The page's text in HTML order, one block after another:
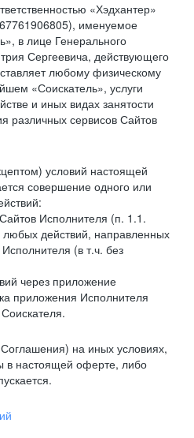
«Хэдхантер»
именуемое
в лице Генерального
Сергеевича, действующего
любому физическому
«Соискатель», услуги
и иных видах занятости
различных сервисов Сайтов
условий настоящей
совершение одного или
Исполнителя (п. 1.1.
действий, направленных
(в т.ч. без
через приложение
приложения Исполнителя
на иных условиях,
в настоящей оферте, либо